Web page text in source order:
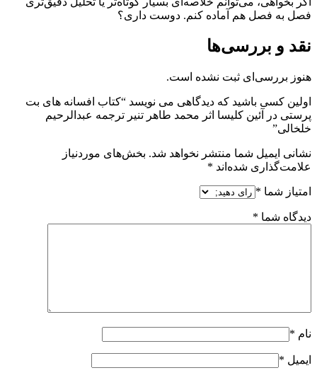
فصل به فصل هم آماده کنم. دوست داری؟
نقد و بررسی‌ها
هنوز بررسی‌ای ثبت نشده است.
اولین کسی باشید که دیدگاهی می نویسد “کتاب افسانه های بت
پرستی در آئین کلیسا اثر محمد طاهر تنیر ترجمه عبدالرحیم
خلخالی”
نشانی ایمیل شما منتشر نخواهد شد. بخش‌های موردنیاز
علامت‌گذاری شده‌اند *
امتیاز شما *
دیدگاه شما *
نام *
ایمیل *